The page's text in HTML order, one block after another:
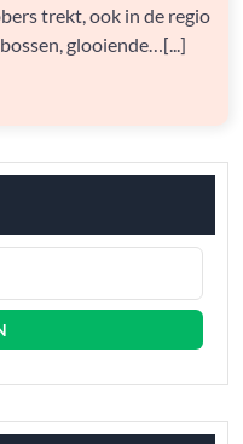
trekt, ook in de regio
glooiende…[...]